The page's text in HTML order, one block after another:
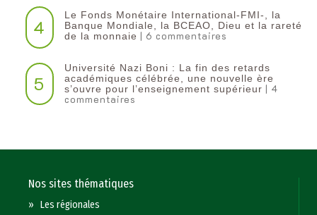
4
Le Fonds Monétaire International-FMI-, la
Banque Mondiale, la BCEAO, Dieu et la rareté
de la monnaie | 6 commentaires
5
Université Nazi Boni : La fin des retards
académiques célébrée, une nouvelle ère
s’ouvre pour l’enseignement supérieur | 4
commentaires
Nos sites thématiques
»Les régionales